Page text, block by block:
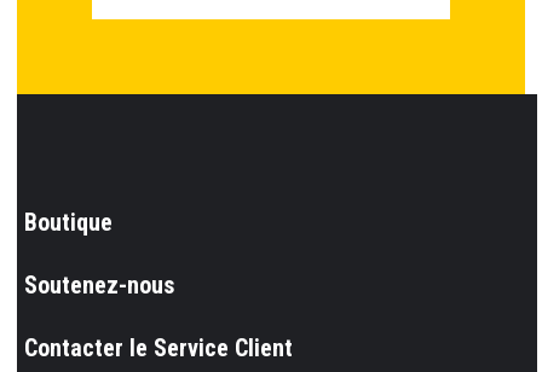
Boutique
Soutenez-nous
Contacter le Service Client